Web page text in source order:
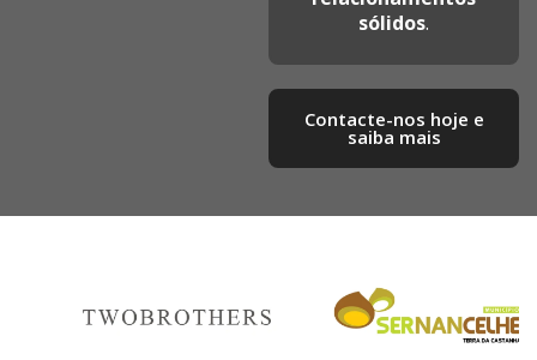
sólidos.
Contacte-nos hoje e
saiba mais​